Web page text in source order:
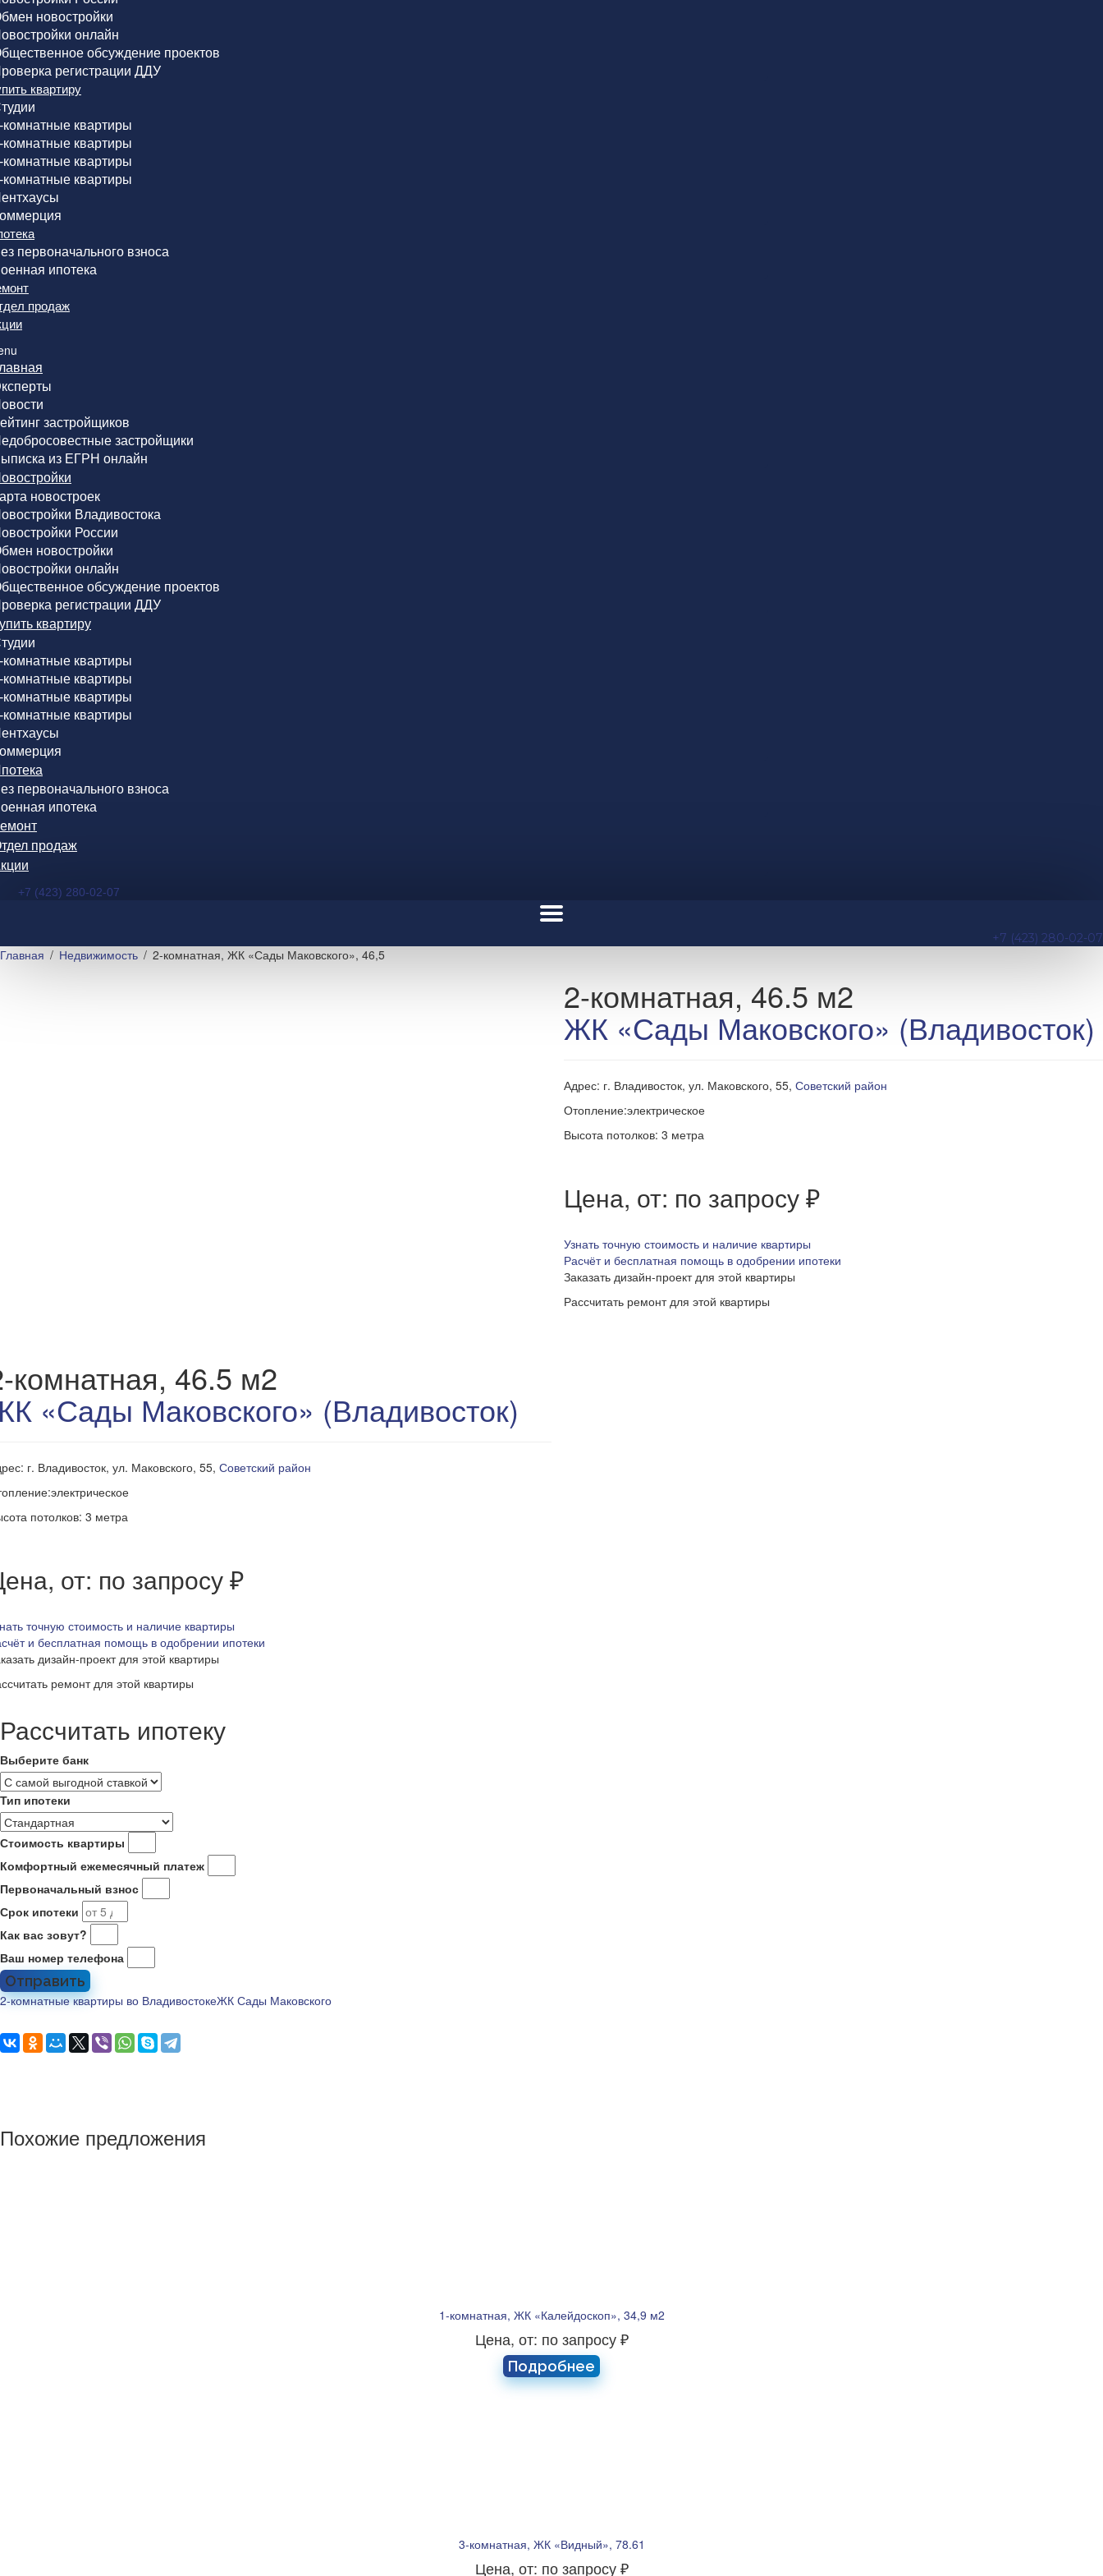
новостройки
онлайн
обсуждение проектов
регистрации ДДУ
квартиру
комнатные квартиры
комнатные квартиры
комнатные квартиры
комнатные квартиры
первоначального взноса
ипотека
продаж
застройщиков
застройщики
из ЕГРН онлайн
новостроек
Владивостока
России
новостройки
онлайн
обсуждение проектов
регистрации ДДУ
квартиру
комнатные квартиры
комнатные квартиры
комнатные квартиры
комнатные квартиры
первоначального взноса
ипотека
продаж
+7 (423) 280-02-07
+7 (423) 280-02-07
Главная Недвижимость 2-комнатная, ЖК «Сады Маковского», 46,5
комнатная, 46.5 м2
«Сады Маковского» (Владивосток)
г. Владивосток, ул. Маковского, 55, Советский район
потолков: 3 метра
от: по запросу ₽
точную стоимость и наличие квартиры
и бесплатная помощь в одобрении ипотеки
дизайн-проект для этой квартиры
ремонт для этой квартиры
Рассчитать ипотеку
Выберите банк
Тип ипотеки
Стоимость квартиры
Комфортный ежемесячный платеж
Первоначальный взнос
Срок ипотеки
Как вас зовут?
Ваш номер телефона
Отправить
2-комнатные квартиры во ВладивостокеЖК Сады Маковского
2-комнатная, 46.5 м2
ЖК «Сады Маковского» (Владивосток)
Адрес: г. Владивосток, ул. Маковского, 55, Советский район
Отопление:электрическое
Высота потолков: 3 метра
Цена, от: по запросу ₽
Узнать точную стоимость и наличие квартиры
Расчёт и бесплатная помощь в одобрении ипотеки
Заказать дизайн-проект для этой квартиры
Рассчитать ремонт для этой квартиры
Похожие предложения
1-комнатная, ЖК «Калейдоскоп», 34,9 м2
Цена, от: по запросу ₽
Подробнее
3-комнатная, ЖК «Видный», 78.61
Цена, от: по запросу ₽